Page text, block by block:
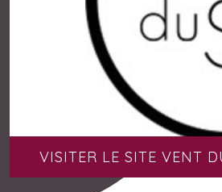
VISITER LE SITE VENT